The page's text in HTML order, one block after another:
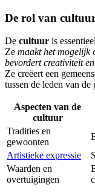
De rol van
De cultuur is
Ze maakt het mogelijk
bevordert creativiteit
Ze creëert een
tussen de leden van
Aspecten van de
cultuur
Tradities en
gewoonten
Artistieke expressie
Waarden en
overtuigingen